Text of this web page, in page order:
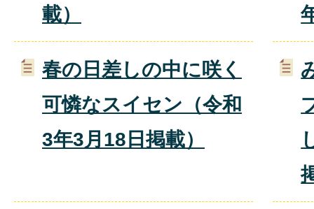
載）
春の日差しの中に咲く
可憐なスイセン（令和
3年3月18日掲載）